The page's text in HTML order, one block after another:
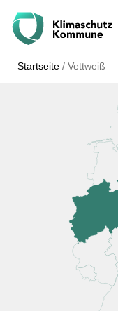
Startseite /Vettweiß